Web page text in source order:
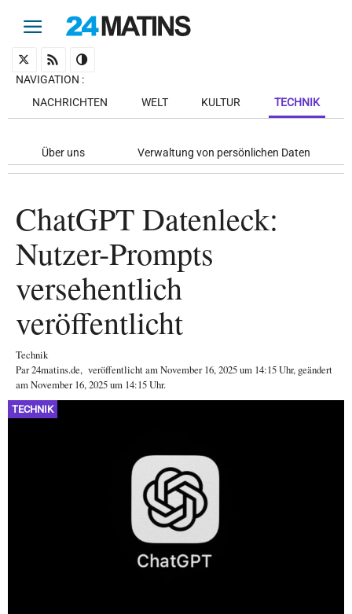
NAVIGATION :
NACHRICHTEN
WELT KULTUR TECHNIK
Über uns Verwaltung von persönlichen Daten
ChatGPT Datenleck:
Nutzer-Prompts
versehentlich
veröffentlicht
Technik
Par24matins.de, veröffentlicht amNovember 16, 2025um 14:15 Uhr, geändert
am November 16, 2025 um 14:15 Uhr.
TECHNIK